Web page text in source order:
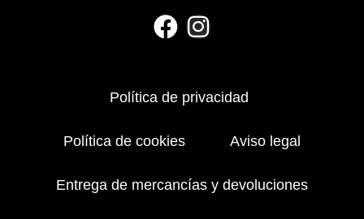
Política de privacidad
Política de cookies Aviso legal
Entrega de mercancías y devoluciones